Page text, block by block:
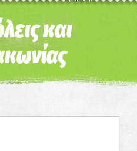
να υπόκειται σε πνευματικά δικαιώματα Όροι
και